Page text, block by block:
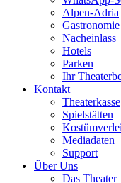
Alpen-Adria
Gastronomie
Nacheinlass
Hotels
Parken
Ihr
Kontakt
Theaterkasse
Spielstätten
Mediadaten
Support
Über Uns
Das Theater